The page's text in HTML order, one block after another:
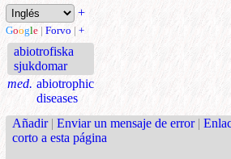
+
Google | Forvo | +
abiotrofiska
sjukdomar
med. abiotrophic
diseases
Añadir | Enviar un mensaje de error |
corto a esta página